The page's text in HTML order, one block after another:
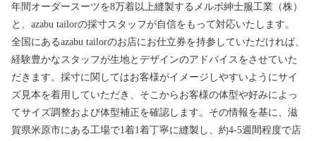
年間オーダースーツを8万着以上縫製するメルボ紳士服工業（株）
と、azabu tailorの採寸スタッフが自信をもって対応いたします。
全国にあるazabu tailorのお店にお仕立券を持参していただければ、
経験豊かなスタッフが生地とデザインのアドバイスをさせていた
だきます。採寸に関してはお客様がイメージしやすいようにサイ
ズ見本を着用していただき、そこからお客様の体型や好みによっ
てサイズ調整および体型補正を確認します。その情報を基に、滋
賀県米原市にある工場で1着1着丁寧に縫製し、約4-5週間程度で店